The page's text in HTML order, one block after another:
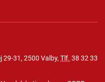
31, 2500 Valby, Tlf. 38 32 33